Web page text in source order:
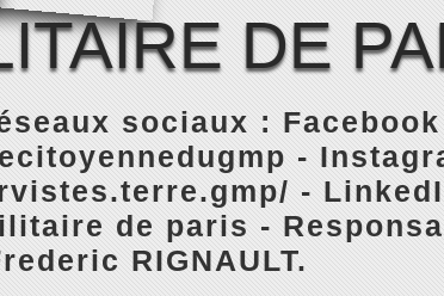
DE
sociaux :
-
-
de paris -
RIGNAULT.